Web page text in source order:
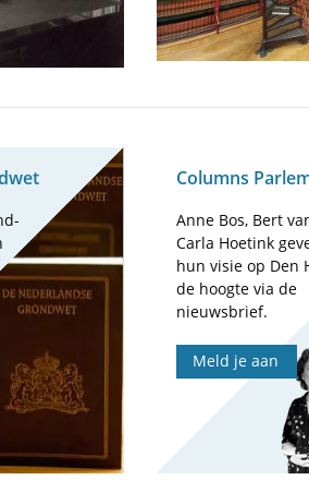
Columns
Anne Bos, Bert
Carla Hoetink
hun visie op Den
de hoogte via de
nieuwsbrief.
Meld je aan